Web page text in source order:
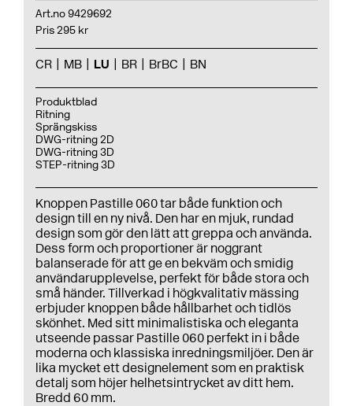
Art.no 9429692
Pris 295 kr
CR MB LU BR BrBC BN
Produktblad
Ritning
Sprängskiss
DWG-ritning 2D
DWG-ritning 3D
STEP-ritning 3D
Knoppen Pastille 060 tar både funktion och
design till en ny nivå. Den har en mjuk, rundad
design som gör den lätt att greppa och använda.
Dess form och proportioner är noggrant
balanserade för att ge en bekväm och smidig
användarupplevelse, perfekt för både stora och
små händer. Tillverkad i högkvalitativ mässing
erbjuder knoppen både hållbarhet och tidlös
skönhet. Med sitt minimalistiska och eleganta
utseende passar Pastille 060 perfekt in i både
moderna och klassiska inredningsmiljöer. Den är
lika mycket ett designelement som en praktisk
detalj som höjer helhetsintrycket av ditt hem.
Bredd 60 mm.